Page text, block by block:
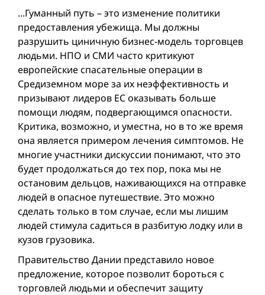
...Гуманный путь – это изменение политики
предоставления убежища. Мы должны
разрушить циничную бизнес-модель торговцев
людьми. НПО и СМИ часто критикуют
европейские спасательные операции в
Средиземном море за их неэффективность и
призывают лидеров ЕС оказывать большe
помощи людям, подвергающимся опасности.
Критика, возможно, и уместна, но в то же время
она является примером лечения симптомов. Не
многие участники дискуссии понимают, что это
будет продолжаться до тех пор, пока мы не
остановим дельцов, наживающихся на отправке
людей в опасное путешествие. Это можно
сделать только в том случае, если мы лишим
людей стимула садиться в разбитую лодку или в
кузов грузовика.
Правительство Дании представило новое
предложение, которое позволит бороться с
торговлей людьми и обеспечит защиту